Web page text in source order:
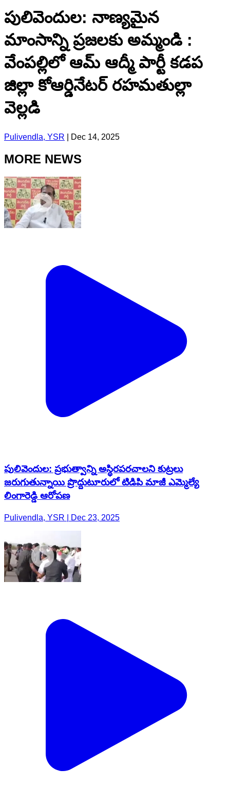
పులివెందుల: నాణ్యమైన
మాంసాన్ని ప్రజలకు అమ్మండి :
వేంపల్లిలో ఆమ్ ఆద్మీ పార్టీ కడప
జిల్లా కోఆర్డినేటర్ రహమతుల్లా
వెల్లడి
Pulivendla, YSR Dec 14, 2025
MORE NEWS
పులివెందుల: ప్రభుత్వాన్ని అస్థిరపరచాలని కుట్రలు
జరుగుతున్నాయి ప్రొద్దుటూరులో టిడిపి మాజీ ఎమ్మెల్యే
లింగారెడ్డి ఆరోపణ
Pulivendla, YSR | Dec 23, 2025